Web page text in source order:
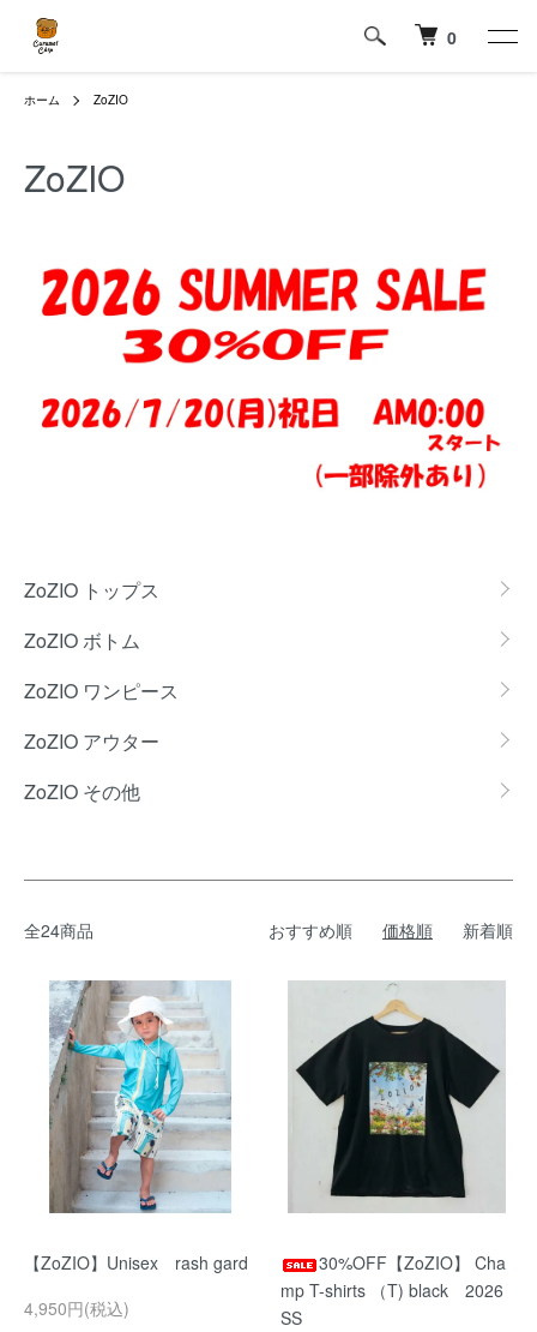
0
ホーム ZoZIO
ZoZIO
カテゴリー一覧
ZoZIO トップス
ZoZIO ボトム
ZoZIO ワンピース
ZoZIO アウター
ZoZIO その他
全24商品 おすすめ順 価格順 新着順
【ZoZIO】Unisex rash gard
4,950円(税込)
30%OFF【ZoZIO】 Cha
mp T-shirts （T) black 2026
SS